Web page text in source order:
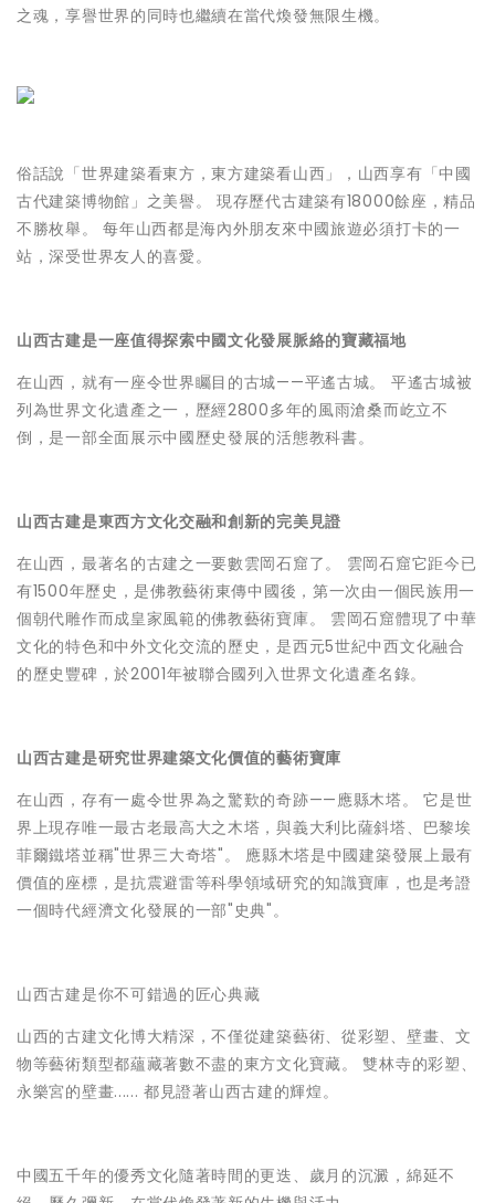
之魂，享譽世界的同時也繼續在當代煥發無限生機。
俗話說「世界建築看東方，東方建築看山西」，山西享有「中國
古代建築博物館」之美譽。 現存歷代古建築有18000餘座，精品
不勝枚舉。 每年山西都是海內外朋友來中國旅遊必須打卡的一
站，深受世界友人的喜愛。
山西古建是一座值得探索中國文化發展脈絡的寶藏福地
在山西，就有一座令世界矚目的古城——平遙古城。 平遙古城被
列為世界文化遺產之一，歷經2800多年的風雨滄桑而屹立不
倒，是一部全面展示中國歷史發展的活態教科書。
山西古建是東西方文化交融和創新的完美見證
在山西，最著名的古建之一要數雲岡石窟了。 雲岡石窟它距今已
有1500年歷史，是佛教藝術東傳中國後，第一次由一個民族用一
個朝代雕作而成皇家風範的佛教藝術寶庫。 雲岡石窟體現了中華
文化的特色和中外文化交流的歷史，是西元5世紀中西文化融合
的歷史豐碑，於2001年被聯合國列入世界文化遺產名錄。
山西古建是研究世界建築文化價值的藝術寶庫
在山西，存有一處令世界為之驚歎的奇跡——應縣木塔。 它是世
界上現存唯一最古老最高大之木塔，與義大利比薩斜塔、巴黎埃
菲爾鐵塔並稱"世界三大奇塔"。 應縣木塔是中國建築發展上最有
價值的座標，是抗震避雷等科學領域研究的知識寶庫，也是考證
一個時代經濟文化發展的一部"史典"。
山西古建是你不可錯過的匠心典藏
山西的古建文化博大精深，不僅從建築藝術、從彩塑、壁畫、文
物等藝術類型都蘊藏著數不盡的東方文化寶藏。 雙林寺的彩塑、
永樂宮的壁畫...... 都見證著山西古建的輝煌。
中國五千年的優秀文化隨著時間的更迭、歲月的沉澱，綿延不